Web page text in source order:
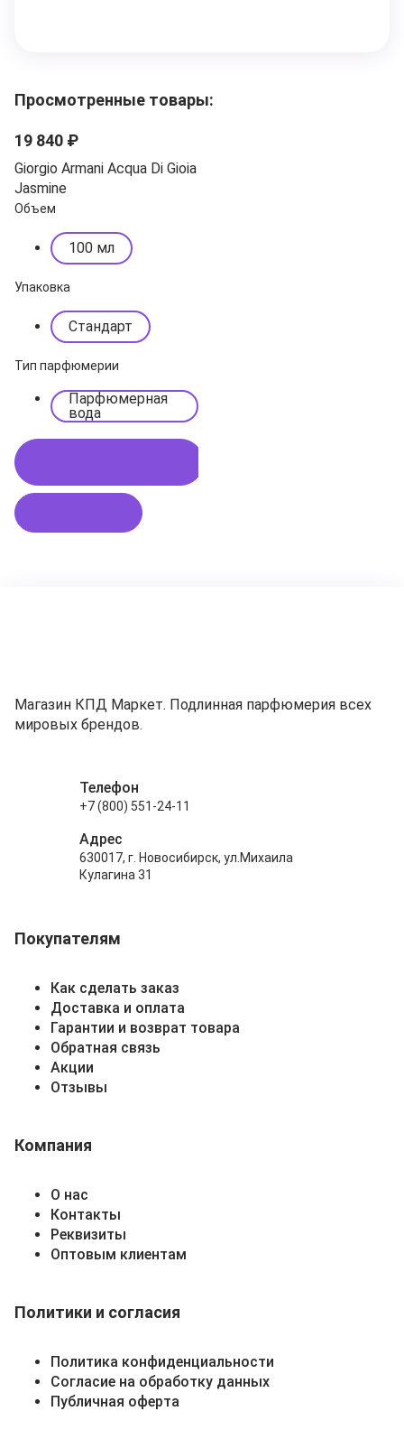
Просмотренные товары:
19 840 ₽
Giorgio Armani Acqua Di Gioia
Jasmine
Объем
100 мл
Упаковка
Стандарт
Тип парфюмерии
Парфюмерная
вода
Магазин КПД Маркет. Подлинная парфюмерия всех
мировых брендов.
Покупателям
Как сделать заказ
Доставка и оплата
Гарантии и возврат товара
Обратная связь
Акции
Отзывы
Компания
О нас
Контакты
Реквизиты
Оптовым клиентам
Политики и согласия
Политика конфиденциальности
Согласие на обработку данных
Публичная оферта
Телефон
+7 (800) 551-24-11
Адрес
630017, г. Новосибирск, ул.Михаила
Кулагина 31